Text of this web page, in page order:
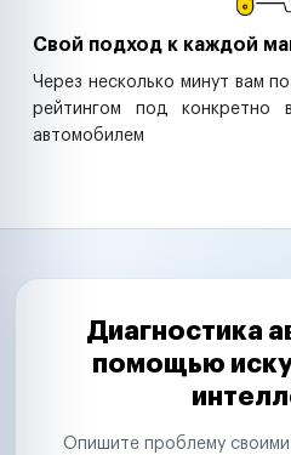
Свой подход к каждой
Через несколько минут вам
рейтингом под конкретно
автомобилем
Диагностика
помощью
Опишите проблему